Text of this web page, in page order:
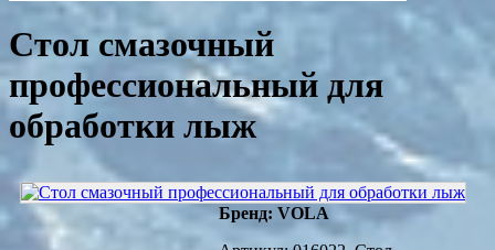
Стол смазочный
профессиональный для
обработки лыж
Бренд: VOLA